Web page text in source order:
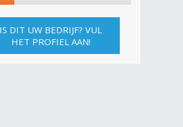
IS DIT UW BEDRIJF? VUL
HET PROFIEL AAN!